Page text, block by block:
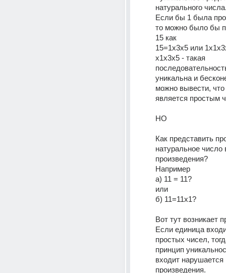
натурального
Если бы 1 была
то можно было бы
15 как
15=1х3х5 или
х1х3х5 - такая
уникальна и
можно вывести,
является простым
НО
Как представить
натуральное число
произведения?
Например
а) 11 = 11?
или
б) 11=11х1?
Вот тут возникает
Если единица
простых чисел,
принцип
входит нарушается
произведения.